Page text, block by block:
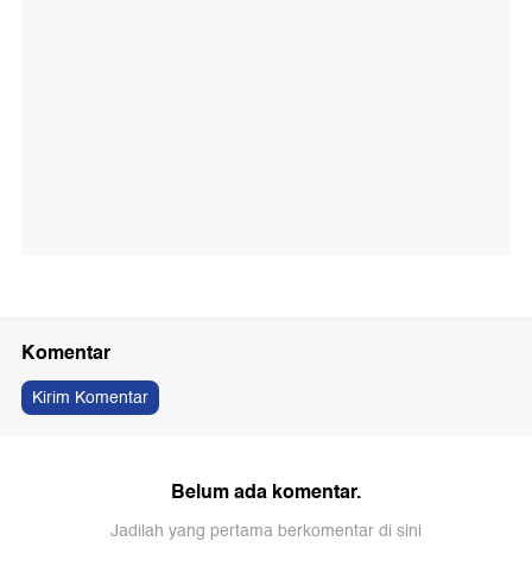
Komentar
Kirim Komentar
Belum ada komentar.
Jadilah yang pertama berkomentar di sini